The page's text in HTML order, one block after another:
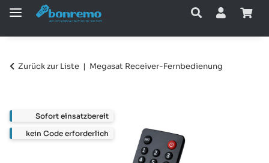
Zurück zur Liste Megasat Receiver-Fernbedienung